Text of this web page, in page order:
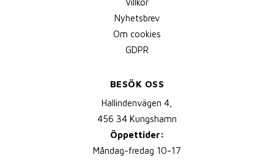
Villkor
Nyhetsbrev
Om cookies
GDPR
BESÖK OSS
Hallindenvägen 4,
456 34 Kungshamn
Öppettider:
Måndag-fredag 10-17